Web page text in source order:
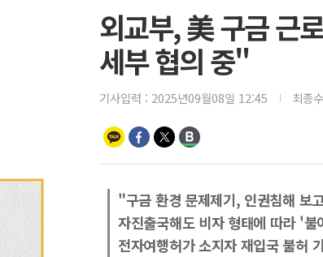
외교부, 美 구금 근
세부 협의 중"
기사입력 : 2025년09월08일 12:45 최종
"구금 환경 문제제기, 인권침해 보
자진출국해도 비자 형태에 따라 '불
전자여행허가 소지자 재입국 불허